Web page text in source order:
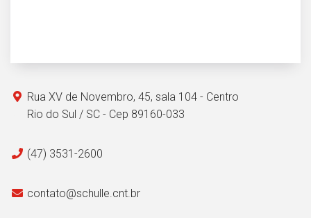
Rua XV de Novembro, 45, sala 104 - Centro
Rio do Sul / SC - Cep 89160-033
(47) 3531-2600
contato@schulle.cnt.br